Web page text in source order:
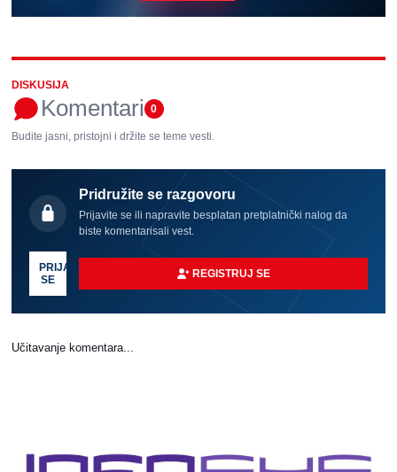
DISKUSIJA
Komentari 0
Budite jasni, pristojni i držite se teme vesti.
Pridružite se razgovoru
Prijavite se ili napravite besplatan pretplatnički nalog da
biste komentarisali vest.
PRIJAVI
SE
REGISTRUJ SE
Učitavanje komentara...